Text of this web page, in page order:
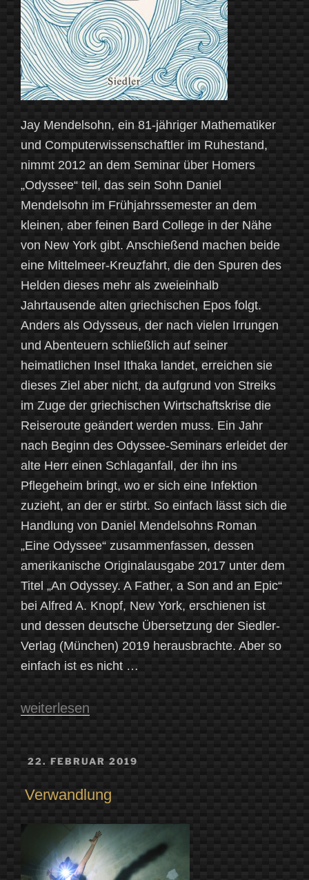
Jay Mendelsohn, ein 81-jähriger Mathematiker
und Computerwissenschaftler im Ruhestand,
nimmt 2012 an dem Seminar über Homers
„Odyssee“ teil, das sein Sohn Daniel
Mendelsohn im Frühjahrssemester an dem
kleinen, aber feinen Bard College in der Nähe
von New York gibt. Anschießend machen beide
eine Mittelmeer-Kreuzfahrt, die den Spuren des
Helden dieses mehr als zweieinhalb
Jahrtausende alten griechischen Epos folgt.
Anders als Odysseus, der nach vielen Irrungen
und Abenteuern schließlich auf seiner
heimatlichen Insel Ithaka landet, erreichen sie
dieses Ziel aber nicht, da aufgrund von Streiks
im Zuge der griechischen Wirtschaftskrise die
Reiseroute geändert werden muss. Ein Jahr
nach Beginn des Odyssee-Seminars erleidet der
alte Herr einen Schlaganfall, der ihn ins
Pflegeheim bringt, wo er sich eine Infektion
zuzieht, an der er stirbt. So einfach lässt sich die
Handlung von Daniel Mendelsohns Roman
„Eine Odyssee“ zusammenfassen, dessen
amerikanische Originalausgabe 2017 unter dem
Titel „An Odyssey. A Father, a Son and an Epic“
bei Alfred A. Knopf, New York, erschienen ist
und dessen deutsche Übersetzung der Siedler-
Verlag (München) 2019 herausbrachte. Aber so
einfach ist es nicht …
„„Eine
ein
Epos
ich“
weiterlesen
VERÖFFENTLICHT
22. FEBRUAR 2019
Verwandlung